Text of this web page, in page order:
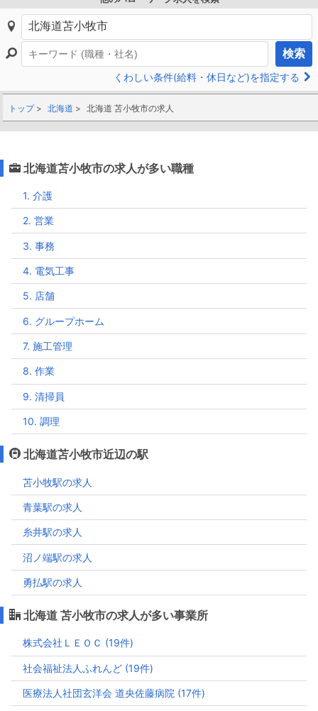
検索
くわしい条件(給料・休日など)を指定する
トップ 北海道 北海道 苫小牧市の求人
北海道苫小牧市の求人が多い職種
1. 介護
2. 営業
3. 事務
4. 電気工事
5. 店舗
6. グループホーム
7. 施工管理
8. 作業
9. 清掃員
10. 調理
北海道苫小牧市近辺の駅
苫小牧駅の求人
青葉駅の求人
糸井駅の求人
沼ノ端駅の求人
勇払駅の求人
北海道 苫小牧市の求人が多い事業所
株式会社ＬＥＯＣ (19件)
社会福祉法人ふれんど (19件)
医療法人社団玄洋会 道央佐藤病院 (17件)